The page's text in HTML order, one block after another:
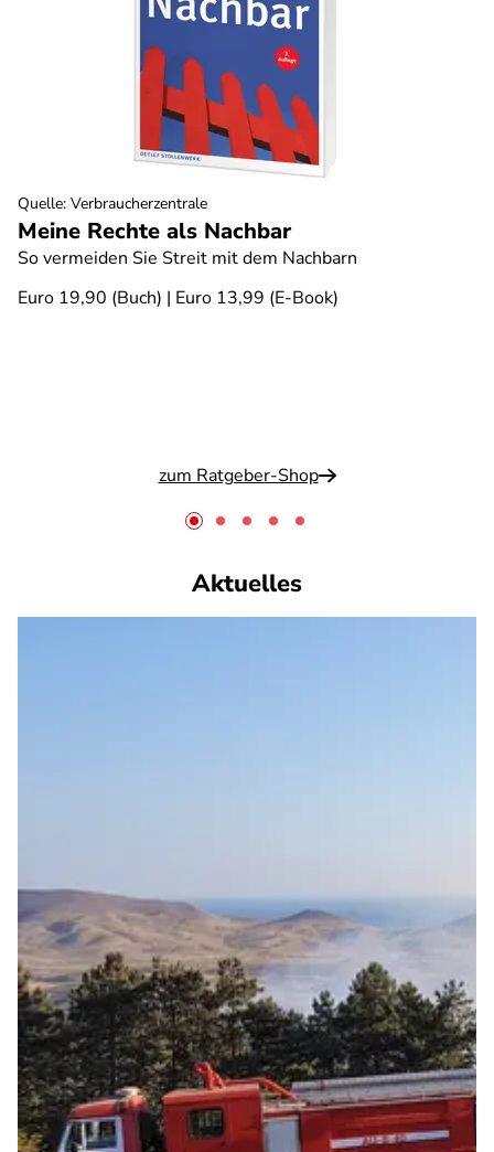
Meine Rechte als Nachbar
So vermeiden Sie Streit mit dem Nachbarn
Euro 19,90 (Buch) | Euro 13,99 (E-Book)
zum Ratgeber-Shop
Quelle: Verbraucherzentrale
Aktuelles